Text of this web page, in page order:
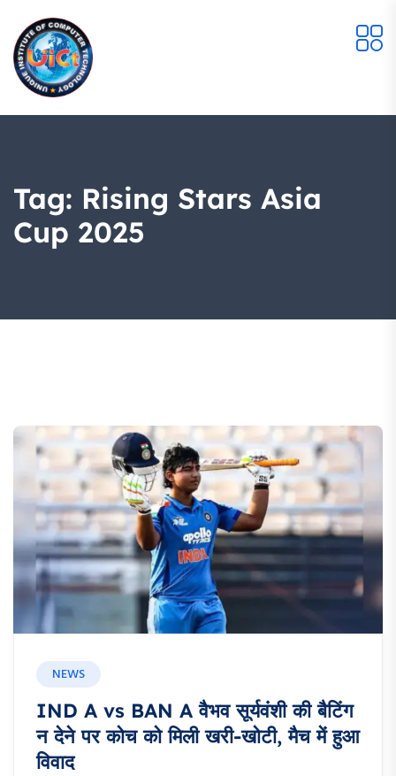
Tag: Rising Stars Asia
Cup 2025
NEWS
IND A vs BAN A वैभव सूर्यवंशी की बैटिंग
न देने पर कोच को मिली खरी-खोटी, मैच में हुआ
विवाद